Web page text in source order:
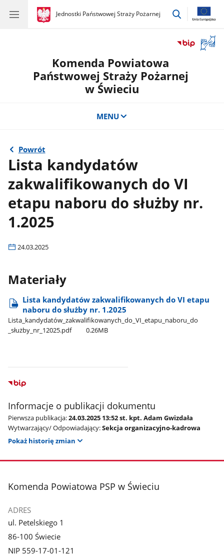
gov.pl
Jednostki Państwowej Straży Pożarnej
gov.pl
Jednostki
przejdź
okno
Komenda Powiatowa
Państwowej Straży Pożarnej
w Świeciu
MENU
Powrót
Lista kandydatów
zakwalifikowanych do VI
etapu naboru do służby nr.
1.2025
24.03.2025
Materiały
Lista kandydatów zakwalifikowanych do VI etapu
naboru do służby nr. 1.2025
Lista​_kandydatów​_zakwalifikowanych​_do​_VI​_etapu​_naboru​_do​
_służby​_nr​_12025.pdf
0.26MB
Informacje o publikacji dokumentu
Pierwsza publikacja:24.03.2025 13:52 st. kpt. Adam Gwizdała
Wytwarzający/ Odpowiadający:Sekcja organizacyjno-kadrowa
Pokaż historię zmian
stopka
Komenda Powiatowa PSP w Świeciu
ADRES
ul. Petelskiego 1
86-100 Świecie
NIP 559-17-01-121